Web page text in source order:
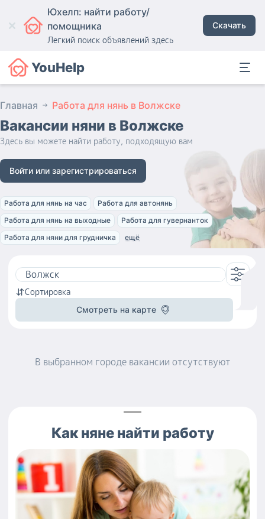
Юхелп: найти работу/
помощника
Легкий поиск объявлений здесь
Скачать
YouHelp
Главная Работа для нянь в Волжске
Вакансии няни в Волжске
Здесь вы можете найти работу, подходящую вам
Войти или зарегистрироваться
Работа для нянь на час
Работа для автонянь
Работа для нянь на выходные
Работа для гувернанток
Работа для няни для грудничка
ещё
Сортировка
Смотреть на карте
В выбранном городе вакансии отсутствуют
Какняненайти работу